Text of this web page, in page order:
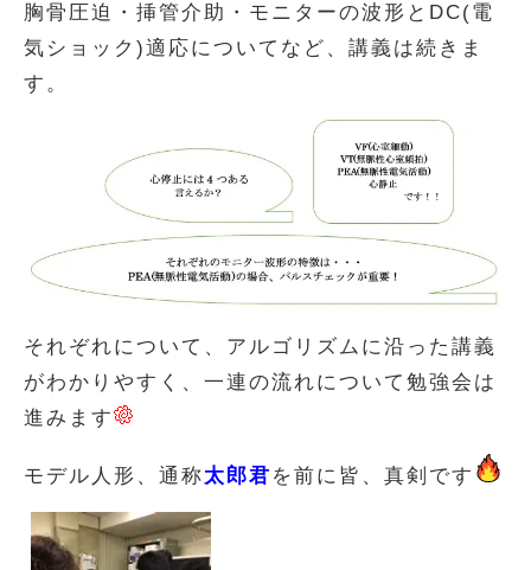
胸骨圧迫・挿管介助・モニターの波形とDC(電
気ショック)適応についてなど、講義は続きま
す。
それぞれについて、アルゴリズムに沿った講義
がわかりやすく、一連の流れについて勉強会は
進みます
モデル人形、通称太郎君 を前に皆、真剣です